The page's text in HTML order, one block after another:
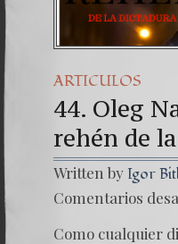
ARTICULOS
44. Oleg
rehén de
Written by Igor
Comentarios
Como cualquier